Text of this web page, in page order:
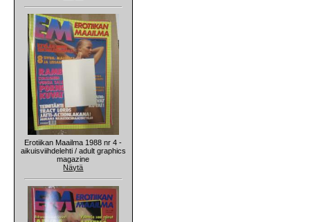
Erotiikan Maailma 1988 nr 4 -
aikuisviihdelehti / adult graphics
magazine
Näytä